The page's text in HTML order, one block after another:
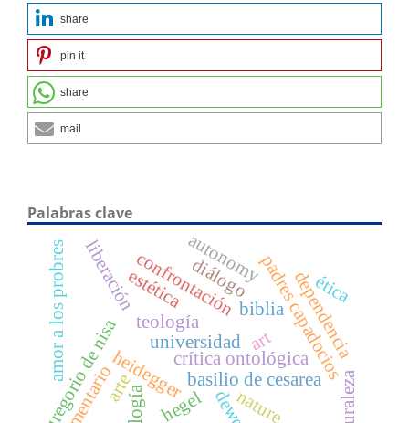
share
pin it
share
mail
Palabras clave
biblia
teología
heidegger
hegel
confrontación padres capadocios
basilio de cesarea
gregorio de nisa
amor a los probres dependencia
crítica ontológica
liberación diálogo ética
universidad
comentarioarte
art
estética
nature
autonomy